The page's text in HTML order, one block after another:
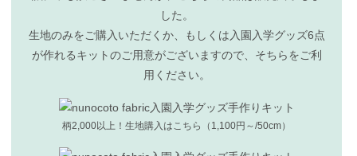
した。
生地のみをご購入いただくか、もしくは入園入学グッズ6点
が作れるキットのご用意がございますので、そちらをご利
用ください。
柄2,000以上！生地購入はこちら（1,100円～/50cm）